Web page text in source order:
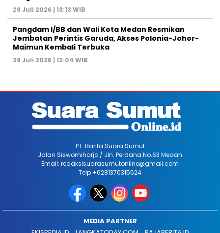
29 Juli 2026 | 13:13 WIB
Pangdam I/BB dan Wali Kota Medan Resmikan
Jembatan Perintis Garuda, Akses Polonia-Johor-
Maimun Kembali Terbuka
29 Juli 2026 | 12:04 WIB
PT. Barita Suara Sumut
Jalan Siswomiharjo / Jln. Perdana No.63 Medan
Email: redaksisuarasumutonline@gmail.com
Telp +6281370315624
MEDIA PARTNER